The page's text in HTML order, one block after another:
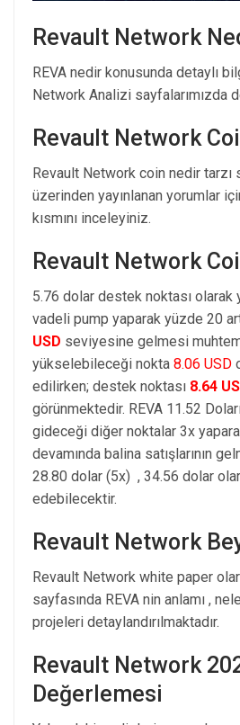
Revault Network
REVA nedir konusunda detaylı
Network Analizi sayfalarımızda
Revault Network
Revault Network coin nedir tarzı
üzerinden yayınlanan yorumlar
kısmını inceleyiniz.
Revault Network
5.76 dolar destek noktası olarak
vadeli pump yaparak yüzde 20
USD seviyesine gelmesi
yükselebileceği nokta 8.06 USD
edilirken; destek noktası 8.64
görünmektedir. REVA 11.52
gideceği diğer noktalar 3x
devamında balina satışlarının
28.80 dolar (5x) , 34.56 dolar
edebilecektir.
Revault Network
Revault Network white paper
sayfasında REVA nin anlamı ,
projeleri detaylandırılmaktadır.
Revault Network
Değerlemesi